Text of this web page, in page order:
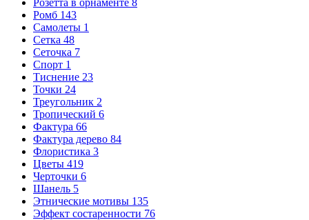
Розетта в орнаменте 8
Ромб 143
Самолеты 1
Сетка 48
Сеточка 7
Спорт 1
Тиснение 23
Точки 24
Треугольник 2
Тропический 6
Фактура 66
Фактура дерево 84
Флористика 3
Цветы 419
Черточки 6
Шанель 5
Этнические мотивы 135
Эффект состаренности 76